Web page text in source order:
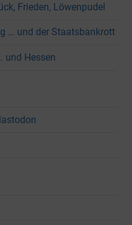
Frieden, Löwenpudel
… und der Staatsbankrott
und Hessen